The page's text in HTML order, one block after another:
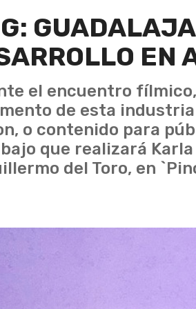
EN
el encuentro
de esta
o contenido para
que realizará
del Toro, en